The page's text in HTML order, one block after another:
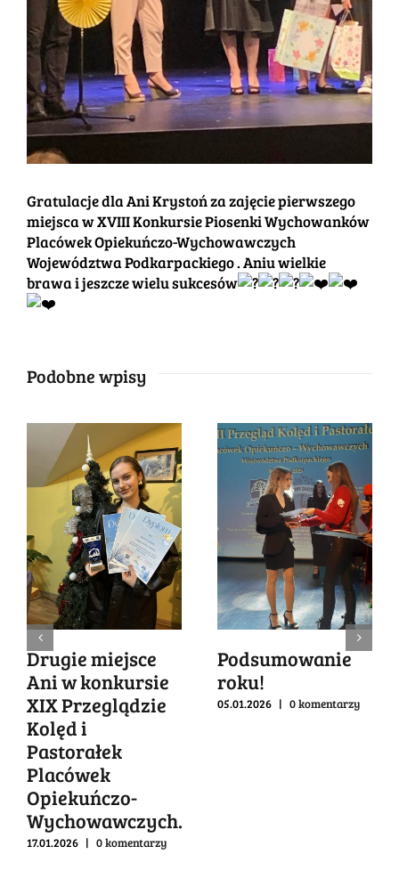
Gratulacje dla Ani Krystoń za zajęcie pierwszego
miejsca w XVIII Konkursie Piosenki Wychowanków
Placówek Opiekuńczo-Wychowawczych
Województwa Podkarpackiego . Aniu wielkie
brawa i jeszcze wielu sukcesów
Podobne wpisy
Drugie miejsce
Ani w konkursie
XIX Przeglądzie
Kolęd i
Pastorałek
Placówek
Opiekuńczo-
Wychowawczych.
17.01.2026 | 0 komentarzy
Podsumowanie
roku!
05.01.2026 | 0 komentarzy